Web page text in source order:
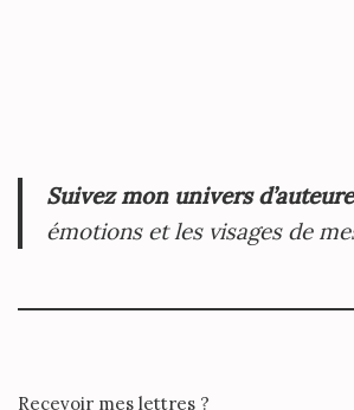
Suivez mon univers d’auteure
émotions et les visages de
Recevoir mes lettres ?